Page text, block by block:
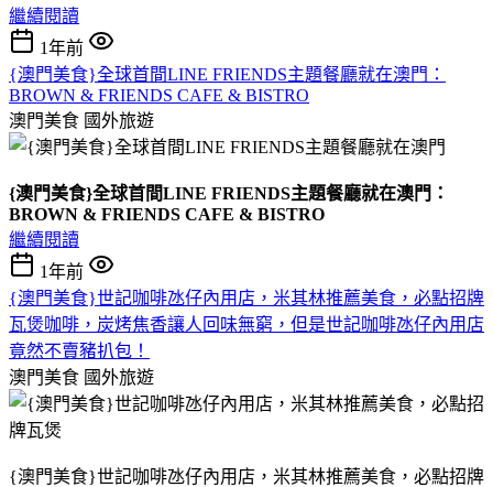
繼續閱讀
1年前
{澳門美食}全球首間LINE FRIENDS主題餐廳就在澳門：
BROWN & FRIENDS CAFE & BISTRO
澳門美食 國外旅遊
{澳門美食}全球首間LINE FRIENDS主題餐廳就在澳門：
BROWN & FRIENDS CAFE & BISTRO
繼續閱讀
1年前
{澳門美食}世記咖啡氹仔內用店，米其林推薦美食，必點招牌
瓦煲咖啡，炭烤焦香讓人回味無窮，但是世記咖啡氹仔內用店
竟然不賣豬扒包！
澳門美食 國外旅遊
{澳門美食}世記咖啡氹仔內用店，米其林推薦美食，必點招牌